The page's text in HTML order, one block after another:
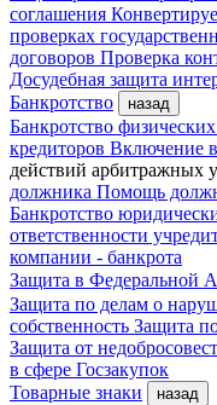
соглашения
проверках
договоров Проверка
Досудебная защита
Банкротство
назад
Банкротство
кредиторов Включение в
действий арбитражных
должника Помощь
Банкротство
ответственности
компании - банкрота
Защита в Федеральной
Защита по делам о
собственность Защита
Защита от
в сфере Госзакупок
Товарные знаки
назад